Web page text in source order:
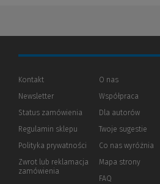
Kontakt
Newsletter
Status zamówienia
Regulamin sklepu
Polityka prywatności (Nowe
(Link
innej
Zwrot lub reklamacja
zamówienia
O nas
Współpraca
Dla autorów(Nowe
(Link
innej
strony)
Twoje sugestie
Co nas wyróżnia
Mapa strony
FAQ